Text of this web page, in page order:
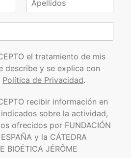
p
l
o
s
el tratamiento de mis
describe y se explica con
Política de Privacidad.
recibir información en
sobre la actividad,
ofrecidos por FUNDACIÓN
y la CÁTEDRA
BIOÉTICA JÉRÔME